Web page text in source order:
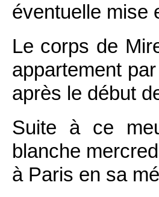
éventuelle mise
Le corps de
appartement
après le début
Suite à ce
blanche
à Paris en sa